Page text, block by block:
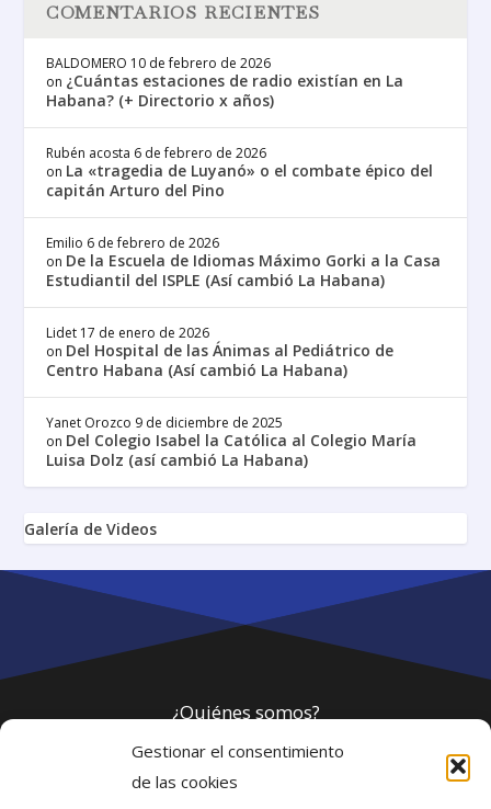
Gestionar el consentimiento
de las cookies
COMENTARIOS RECIENTES
BALDOMERO 10 de febrero de 2026
on ¿Cuántas estaciones de radio existían en La
Habana? (+ Directorio x años)
Rubén acosta 6 de febrero de 2026
on La «tragedia de Luyanó» o el combate épico del
capitán Arturo del Pino
Emilio 6 de febrero de 2026
on De la Escuela de Idiomas Máximo Gorki a la Casa
Estudiantil del ISPLE (Así cambió La Habana)
Lidet 17 de enero de 2026
on Del Hospital de las Ánimas al Pediátrico de
Centro Habana (Así cambió La Habana)
Yanet Orozco 9 de diciembre de 2025
on Del Colegio Isabel la Católica al Colegio María
Luisa Dolz (así cambió La Habana)
Galería de Videos
¿Quiénes somos?
Política de privacidad